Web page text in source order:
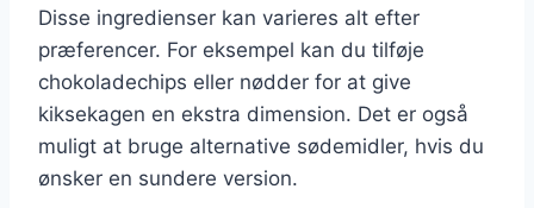
Disse ingredienser kan varieres alt efter
præferencer. For eksempel kan du tilføje
chokoladechips eller nødder for at give
kiksekagen en ekstra dimension. Det er også
muligt at bruge alternative sødemidler, hvis du
ønsker en sundere version.